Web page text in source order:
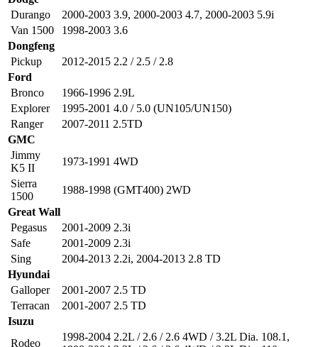
Durango
2000-2003 3.9, 2000-2003 4.7, 2000-2003 5.9i
Van 1500
1998-2003 3.6
Dongfeng
Pickup
2012-2015 2.2 / 2.5 / 2.8
Ford
Bronco
1966-1996 2.9L
Explorer
1995-2001 4.0 / 5.0 (UN105/UN150)
Ranger
2007-2011 2.5TD
GMC
Jimmy
K5 II
1973-1991 4WD
Sierra
1500
1988-1998 (GMT400) 2WD
Great Wall
Pegasus
2001-2009 2.3i
Safe
2001-2009 2.3i
Sing
2004-2013 2.2i, 2004-2013 2.8 TD
Hyundai
Galloper
2001-2007 2.5 TD
Terracan
2001-2007 2.5 TD
Isuzu
Rodeo
1998-2004 2.2L / 2.6 / 2.6 4WD / 3.2L Dia. 108.1 ,